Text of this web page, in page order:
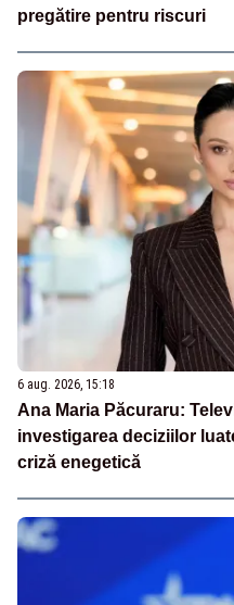
pregătire pentru riscuri
6 aug. 2026, 15:18
Ana Maria Păcuraru:
investigarea deciziilor
criză enegetică